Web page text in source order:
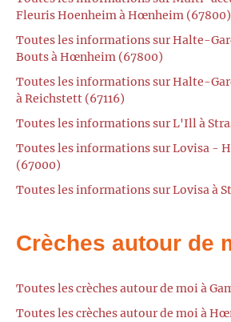
Fleuris Hoenheim à Hœnheim (67800)
Toutes les informations sur Halte-
Bouts à Hœnheim (67800)
Toutes les informations sur Halte-
à Reichstett (67116)
Toutes les informations sur L'Ill à
Toutes les informations sur Lovisa -
(67000)
Toutes les informations sur Lovisa à
Crèches autour de
Toutes les crèches autour de moi à
Toutes les crèches autour de moi à